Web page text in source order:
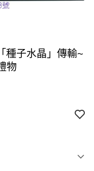
種子水晶」傳輸~
物